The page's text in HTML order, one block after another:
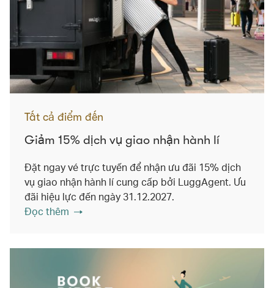
Tất cả điểm đến
Giảm 15% dịch vụ giao nhận hành lí
Đặt ngay vé trực tuyến để nhận ưu đãi 15% dịch
vụ giao nhận hành lí cung cấp bởi LuggAgent. Ưu
đãi hiệu lực đến ngày 31.12.2027.
Đọc thêm